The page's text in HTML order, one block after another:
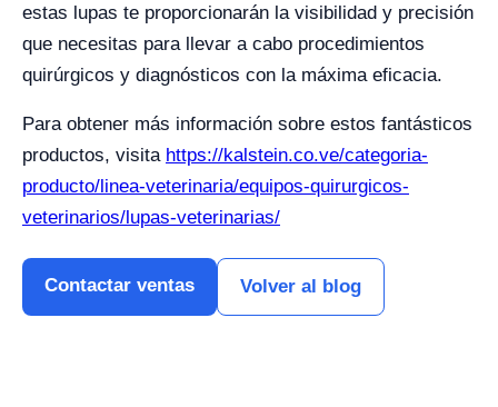
estas lupas te proporcionarán la visibilidad y precisión
que necesitas para llevar a cabo procedimientos
quirúrgicos y diagnósticos con la máxima eficacia.
Para obtener más información sobre estos fantásticos
productos, visita https://kalstein.co.ve/categoria-
producto/linea-veterinaria/equipos-quirurgicos-
veterinarios/lupas-veterinarias/
Contactar ventas Volver al blog